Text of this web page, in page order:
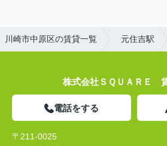
川崎市中原区の賃貸一覧 元住吉駅
株式会社ＳＱＵＡＲＥ
電話をする
〒211-0025